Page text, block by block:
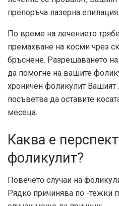
препоръча лазерна епилация.
По време на лечението
премахване на косми чрез
бръснене. Разрешаването
да помогне на вашите
хроничен фоликулит
посъветва да оставите
месеца.
Каква е
фоликулит?
Повечето случаи на
Рядко причинява по -тежки